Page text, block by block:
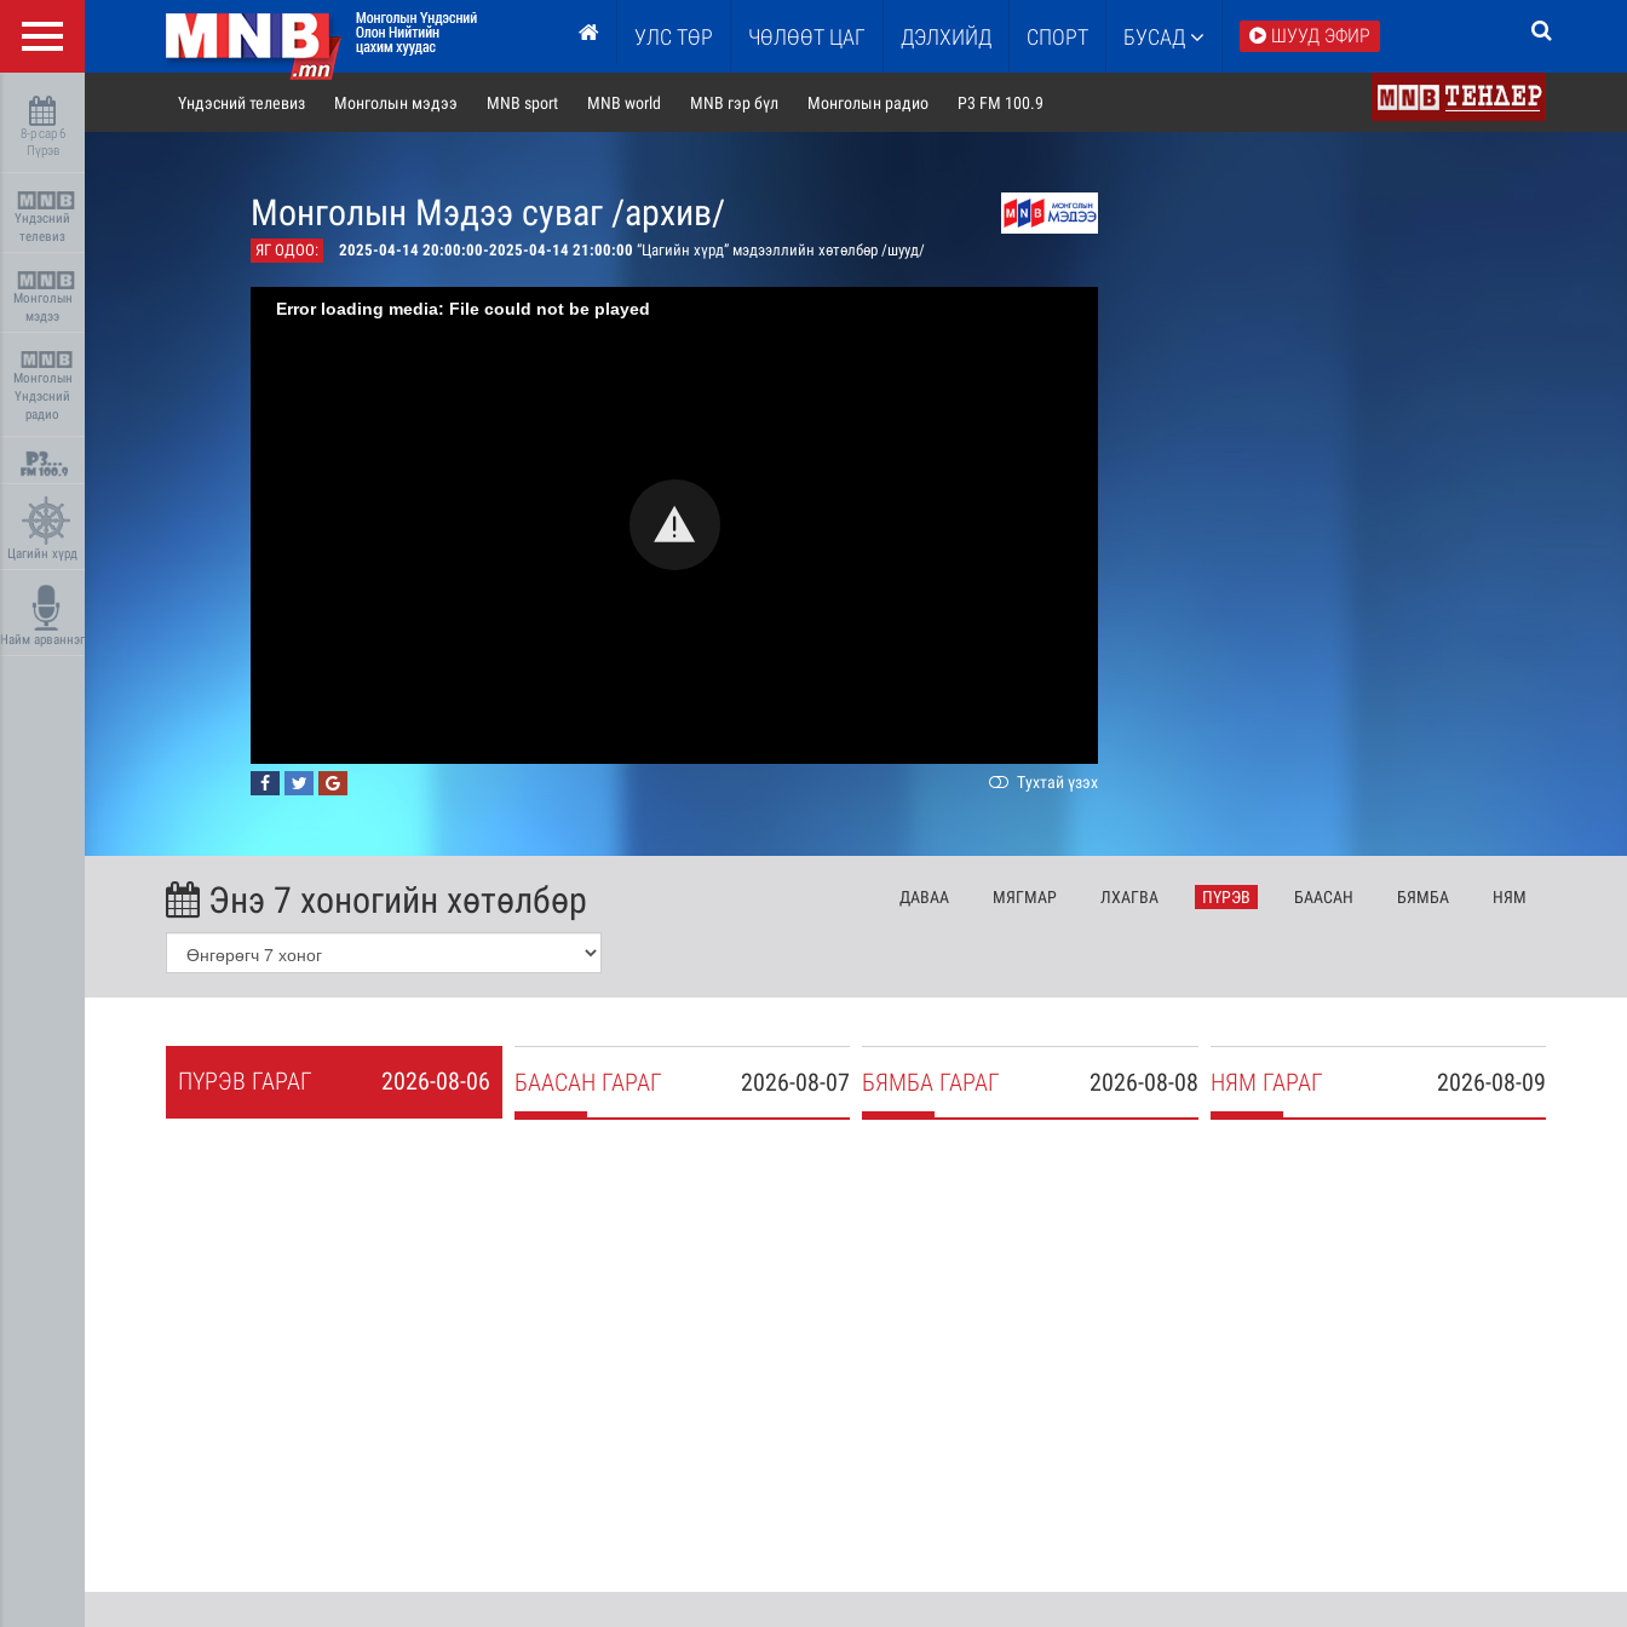
УЛС ТӨР ЧӨЛӨӨТ ЦАГ ДЭЛХИЙД СПОРТ БУСАД ШУУД ЭФИР
8-р сар 6
Пүрэв
Үндэсний
телевиз
Монголын
мэдээ
Монголын
Үндэсний
радио
Цагийн хүрд
Найм арваннэг
Үндэсний телевиз Монголын мэдээ MNB sport MNB world MNB гэр бүл Монголын радио P3 FM 100.9
Монголын Мэдээ суваг /архив/
ЯГ ОДОО: 2025-04-14 20:00:00-2025-04-14 21:00:00 “Цагийн хүрд” мэдээллийн хөтөлбөр /шууд/
Error loading media: File could not be played
Тухтай үзэх
Энэ 7 хоногийн хөтөлбөр ДАВАА МЯГМАР ЛХАГВА ПҮРЭВ БААСАН БЯМБА НЯМ
2026-08-06
ПҮРЭВ ГАРАГ 2026-08-07
БААСАН ГАРАГ 2026-08-08
БЯМБА ГАРАГ 2026-08-09
НЯМ ГАРАГ